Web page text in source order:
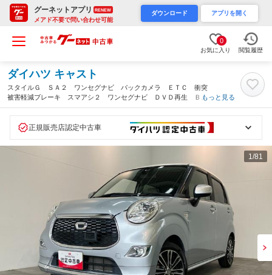
グーネットアプリ RENEW
メアド不要で問い合わせ可能
ダウンロード アプリを開く
0
お気に入り 閲覧履歴
ダイハツ キャスト
スタイルＧ ＳＡ２ ワンセグナビ バックカメラ ＥＴＣ 衝突
被害軽減ブレーキ スマアシ２ ワンセグナビ ＤＶＤ再生 Ｂｌ
ｕｅｔｏｏｔｈ ＵＳＢ ＨＤＭＩ バックカメラ ＥＴＣ オー
本新品交換済み（滋賀県）
もっと見る
正規販売店認定中古車
1 /81